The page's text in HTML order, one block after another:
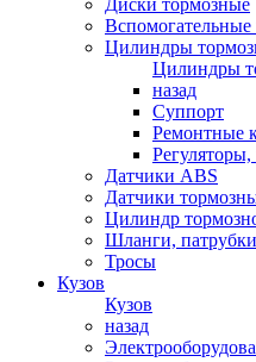
Диски тормозные
Вспомогательные
Цилиндры
Цилиндры
назад
Суппорт
Ремонтные
Регуляторы,
Датчики ABS
Датчики
Цилиндр
Шланги, патрубки
Тросы
Кузов
Кузов
назад